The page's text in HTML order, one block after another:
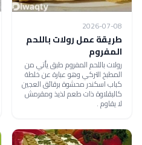
2026-07-08
طريقة عمل رولات باللحم
المفروم
رولات باللحم المفروم طبق يأتي من
المطبخ التركي وهو عبارة عن خلطة
كباب اسكندر محشوة برقائق العجين
كالبقلاوة ذات طعم لذيذ ومقرمش
لا يقاوم .